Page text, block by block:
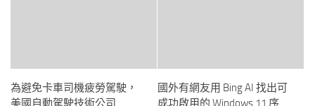
為避免卡車司機疲勞駕駛，
美國自動駕駛技術公司
國外有網友用 Bing AI 找出可
成功啟用的 Windows 11 序